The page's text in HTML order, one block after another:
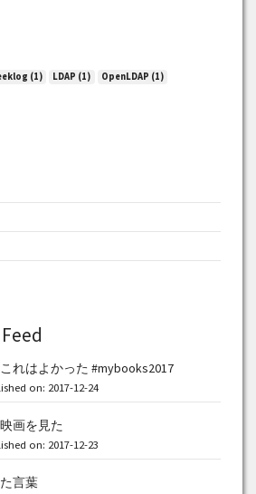
(1) LDAP (1) OpenLDAP (1)
れはよかった #mybooks2017
on: 2017-12-24
画を見た
on: 2017-12-23
言葉